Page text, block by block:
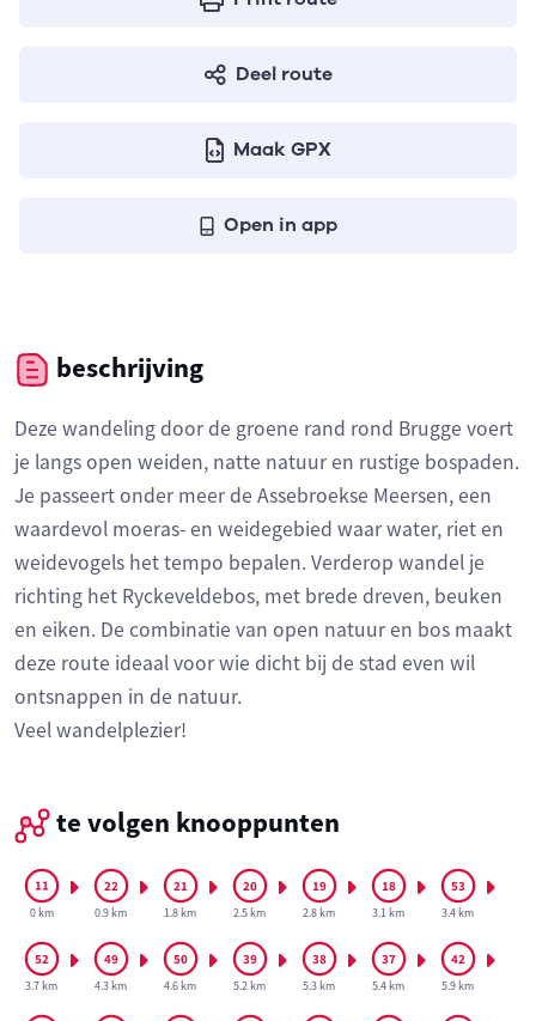
Deel route
Maak GPX
Open in app
beschrijving
Deze wandeling door de groene rand rond Brugge voert
je langs open weiden, natte natuur en rustige bospaden.
Je passeert onder meer de Assebroekse Meersen, een
waardevol moeras- en weidegebied waar water, riet en
weidevogels het tempo bepalen. Verderop wandel je
richting het Ryckeveldebos, met brede dreven, beuken
en eiken. De combinatie van open natuur en bos maakt
deze route ideaal voor wie dicht bij de stad even wil
ontsnappen in de natuur.
Veel wandelplezier!
te volgen knooppunten
0 km 0.9 km 1.8 km 2.5 km 2.8 km 3.1 km 3.4 km
3.7 km 4.3 km 4.6 km 5.2 km 5.3 km 5.4 km 5.9 km